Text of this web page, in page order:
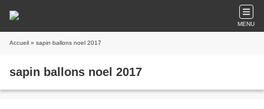
MENU
Accueil » sapin ballons noel 2017
sapin ballons noel 2017